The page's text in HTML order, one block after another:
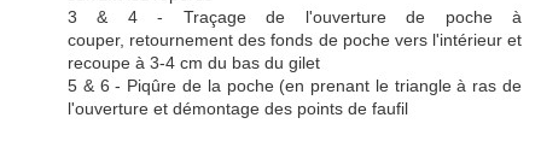
3 & 4 - Traçage de l'ouverture de poche à
couper, retournement des fonds de poche vers l'intérieur et
recoupe à 3-4 cm du bas du gilet
5 & 6 - Piqûre de la poche (en prenant le triangle à ras de
l'ouverture et démontage des points de faufil